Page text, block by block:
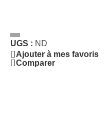
UGS : ND
Ajouter à mes favoris
Comparer